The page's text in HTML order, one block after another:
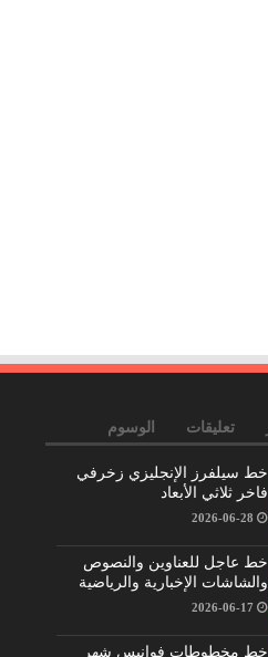
تعليقات الوسوم
خط سيلفرز الإنجليزي زخرفي
فاخر ثلاثي الأبعاد
2026-06-28
خط عاجل للعناوين والنصوص
والشاشات الإخبارية والرياضية
2026-06-17
خط مخطوطات فوانيس شهر